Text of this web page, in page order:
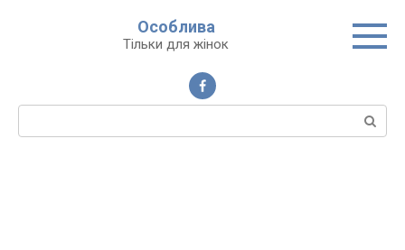
Особлива
Тільки для жінок
Пошук: